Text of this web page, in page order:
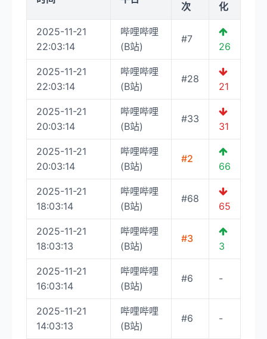
次
化
2025-11-21
22:03:14
哔哩哔哩
(B站)
#7
26
2025-11-21
22:03:14
哔哩哔哩
(B站)
#28
21
2025-11-21
20:03:14
哔哩哔哩
(B站)
#33
31
2025-11-21
20:03:14
哔哩哔哩
(B站)
#2
66
2025-11-21
18:03:14
哔哩哔哩
(B站)
#68
65
2025-11-21
18:03:13
哔哩哔哩
(B站)
#3
3
2025-11-21
16:03:14
哔哩哔哩
(B站)
#6 -
2025-11-21
14:03:13
哔哩哔哩
(B站)
#6 -